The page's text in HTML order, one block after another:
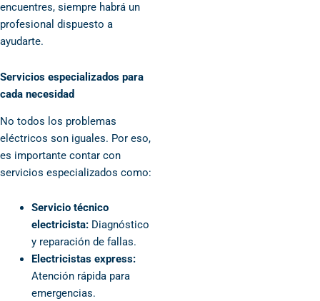
encuentres, siempre habrá un
profesional dispuesto a
ayudarte.
Servicios especializados para
cada necesidad
No todos los problemas
eléctricos son iguales. Por eso,
es importante contar con
servicios especializados como:
Servicio técnico
electricista:Diagnóstico
y reparación de fallas.
Electricistas express:
Atención rápida para
emergencias.